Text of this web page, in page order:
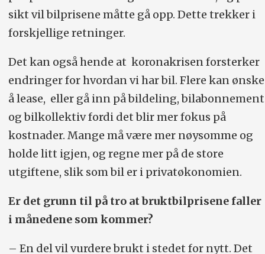
sikt vil bilprisene måtte gå opp. Dette trekker i
forskjellige retninger.
Det kan også hende at koronakrisen forsterker
endringer for hvordan vi har bil. Flere kan ønske
å lease, eller gå inn på bildeling, bilabonnement
og bilkollektiv fordi det blir mer fokus på
kostnader. Mange må være mer nøysomme og
holde litt igjen, og regne mer på de store
utgiftene, slik som bil er i privatøkonomien.
Er det grunn til på tro at bruktbilprisene faller
i månedene som kommer?
– En del vil vurdere brukt i stedet for nytt. Det